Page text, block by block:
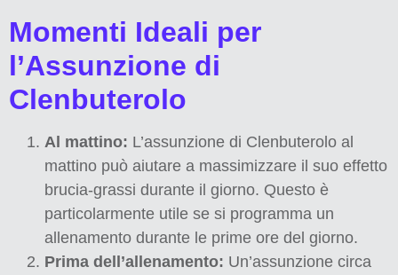
Momenti Ideali per
l’Assunzione di
Clenbuterolo
Al mattino: L’assunzione di Clenbuterolo al
mattino può aiutare a massimizzare il suo effetto
brucia-grassi durante il giorno. Questo è
particolarmente utile se si programma un
allenamento durante le prime ore del giorno.
Prima dell’allenamento: Un’assunzione circa